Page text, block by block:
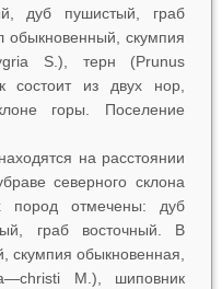
дуб пушистый, граб
обыкновенный, скумпия
S.), терн (Prunus
состоит из двух нор,
горы. Поселение
на расстоянии
северного склона
пород отмечены: дуб
граб восточный. В
скумпия обыкновенная,
—christi
M.), шиповник